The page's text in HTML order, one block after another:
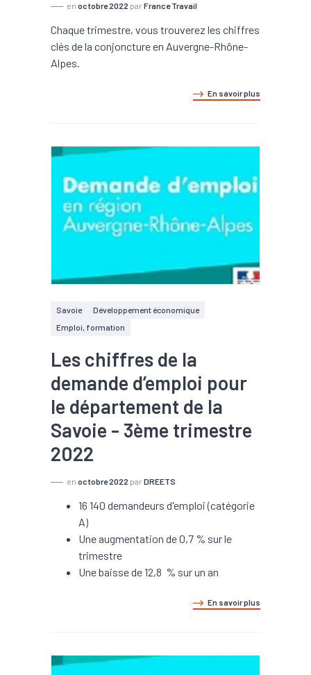
en octobre 2022 par France Travail
Chaque trimestre, vous trouverez les chiffres
clés de la conjoncture en Auvergne-Rhône-
Alpes.
En savoir plus
Savoie
Développement économique
Emploi, formation
Les chiffres de la
demande d’emploi pour
le département de la
Savoie - 3ème trimestre
2022
en octobre 2022 par DREETS
16 140 demandeurs d'emploi (catégorie
A)
Une augmentation de 0,7 % sur le
trimestre
Une baisse de 12,8 % sur un an
En savoir plus